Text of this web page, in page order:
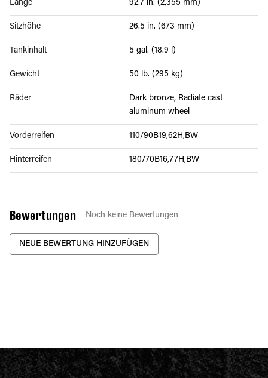
Länge 92.7 in. (2,355 mm)
Sitzhöhe 26.5 in. (673 mm)
Tankinhalt 5 gal. (18.9 l)
Gewicht 50 lb. (295 kg)
Räder
Dark bronze, Radiate cast
aluminum wheel
Vorderreifen 110/90B19,62H,BW
Hinterreifen 180/70B16,77H,BW
Bewertungen Noch keine Bewertungen
NEUE BEWERTUNG HINZUFÜGEN